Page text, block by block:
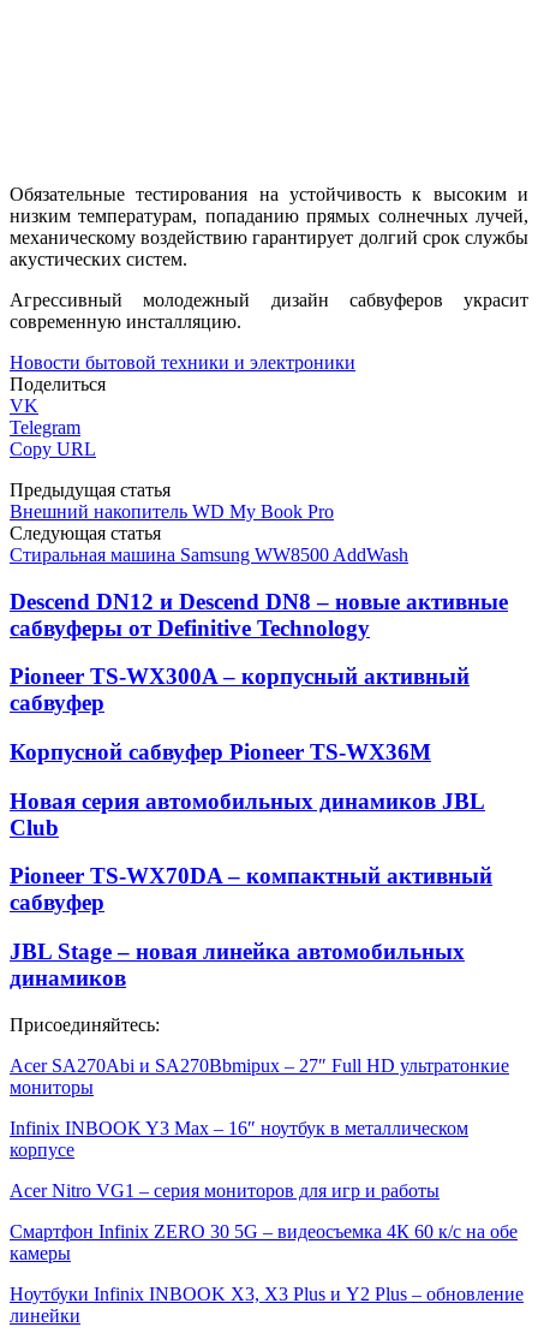
Обязательные тестирования на устойчивость к высоким и
низким температурам, попаданию прямых солнечных лучей,
механическому воздействию гарантирует долгий срок службы
акустических систем.
Агрессивный молодежный дизайн сабвуферов украсит
современную инсталляцию.
Новости бытовой техники и электроники
Поделиться
VK
Telegram
Copy URL
Предыдущая статья
Внешний накопитель WD My Book Pro
Следующая статья
Стиральная машина Samsung WW8500 AddWash
Descend DN12 и Descend DN8 – новые активные
сабвуферы от Definitive Technology
Pioneer TS-WX300A – корпусный активный
сабвуфер
Корпусной сабвуфер Pioneer TS-WX36M
Новая серия автомобильных динамиков JBL
Club
Pioneer TS-WX70DA – компактный активный
сабвуфер
JBL Stage – новая линейка автомобильных
динамиков
Присоединяйтесь:
Acer SA270Abi и SA270Bbmipux – 27″ Full HD ультратонкие
мониторы
Infinix INBOOK Y3 Max – 16″ ноутбук в металлическом
корпусе
Acer Nitro VG1 – серия мониторов для игр и работы
Смартфон Infinix ZERO 30 5G – видеосъемка 4К 60 к/с на обе
камеры
Ноутбуки Infinix INBOOK X3, X3 Plus и Y2 Plus – обновление
линейки